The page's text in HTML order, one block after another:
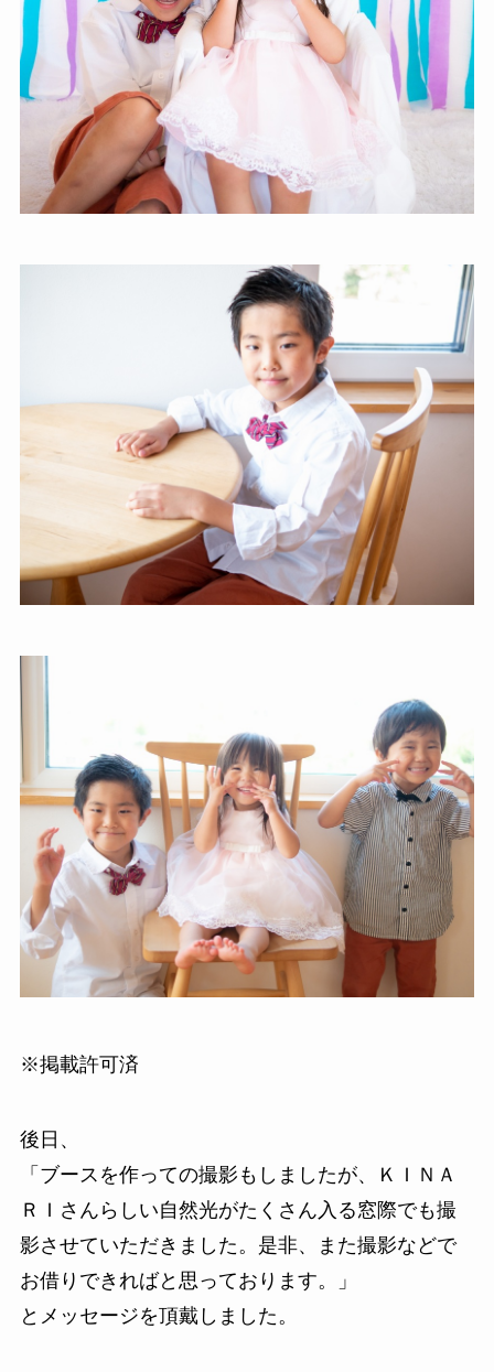
※掲載許可済
後日、
「ブースを作っての撮影もしましたが、ＫＩＮＡ
ＲＩさんらしい自然光がたくさん入る窓際でも撮
影させていただきました。是非、また撮影などで
お借りできればと思っております。」
とメッセージを頂戴しました。